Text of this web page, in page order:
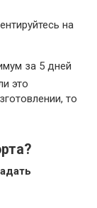
на
за 5 дней
это
то